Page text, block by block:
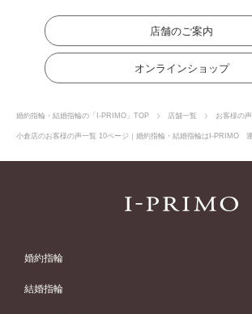
店舗のご案内
オンラインショップ
婚約指輪・結婚指輪の「I-PRIMO」TOP 店舗一覧 お客様の
小倉店のお客様の声一覧 10ページ｜婚約指輪・結婚指輪はI-PRIMO
婚約指輪
婚約指輪 (エンゲージリング)
結婚指輪